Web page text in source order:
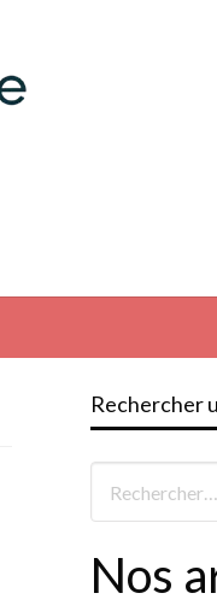
Rechercher
Nos